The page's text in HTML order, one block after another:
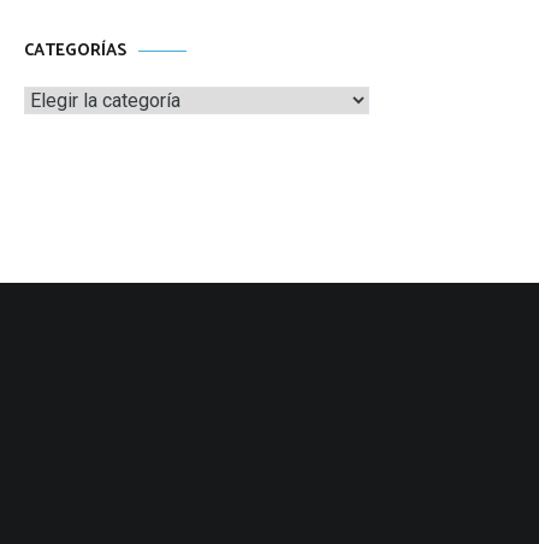
CATEGORÍAS
Categorías